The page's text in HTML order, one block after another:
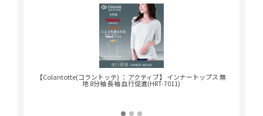
線（テラヘルツ波を含む）
エネルギー増幅変換する高機能素材。
背当て部分にTERAXを使用しており、血行促進サポ
ート効果が期待できます。
生地はサラッとしていて、一年中使えて乾きやすい
【Colantotte(コラントッテ) ： アクティブ】 インナートップス 無
地 8分袖 長袖 血行促進(HRT-7011)